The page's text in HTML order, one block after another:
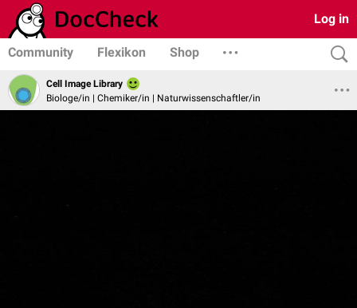
Log in
Community Flexikon Shop
Cell Image Library
Biologe/in | Chemiker/in | Naturwissenschaftler/in